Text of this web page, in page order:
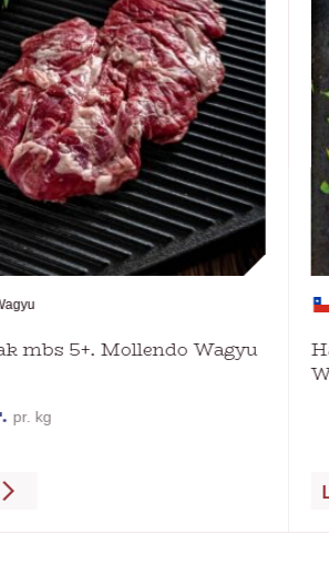
mbs 5+. Mollendo Wagyu
pr. kg